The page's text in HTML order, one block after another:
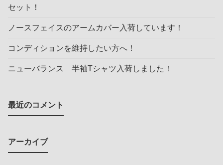
セット！
ノースフェイスのアームカバー入荷しています！
コンディションを維持したい方へ！
ニューバランス 半袖Tシャツ入荷しました！
最近のコメント
アーカイブ